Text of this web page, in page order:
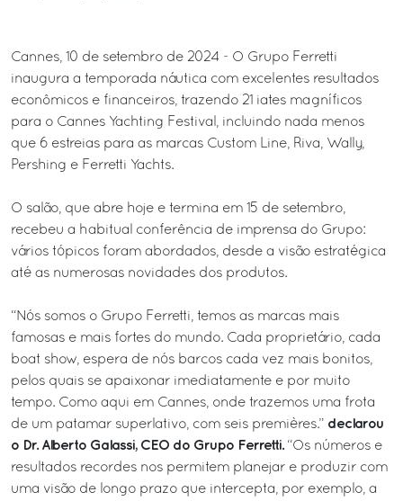
Cannes, 10 de setembro de 2024 - O Grupo Ferretti
inaugura a temporada náutica com excelentes resultados
econômicos e financeiros, trazendo 21 iates magníficos
para o Cannes Yachting Festival, incluindo nada menos
que 6 estreias para as marcas Custom Line, Riva, Wally,
Pershing e Ferretti Yachts.
O salão, que abre hoje e termina em 15 de setembro,
recebeu a habitual conferência de imprensa do Grupo:
vários tópicos foram abordados, desde a visão estratégica
até as numerosas novidades dos produtos.
“Nós somos o Grupo Ferretti, temos as marcas mais
famosas e mais fortes do mundo. Cada proprietário, cada
boat show, espera de nós barcos cada vez mais bonitos,
pelos quais se apaixonar imediatamente e por muito
tempo. Como aqui em Cannes, onde trazemos uma frota
de um patamar superlativo, com seis premières.” declarou
o Dr. Alberto Galassi, CEO do Grupo Ferretti.“Os números e
resultados recordes nos permitem planejar e produzir com
uma visão de longo prazo que intercepta, por exemplo, a